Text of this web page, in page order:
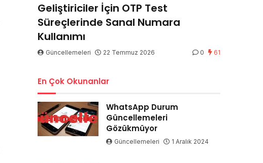
Geliştiriciler İçin OTP Test
Süreçlerinde Sanal Numara
Kullanımı
Güncellemeleri 22 Temmuz 2026 0 61
En Çok Okunanlar
WhatsApp Durum
Güncellemeleri
Gözükmüyor
Güncellemeleri 1 Aralık 2024